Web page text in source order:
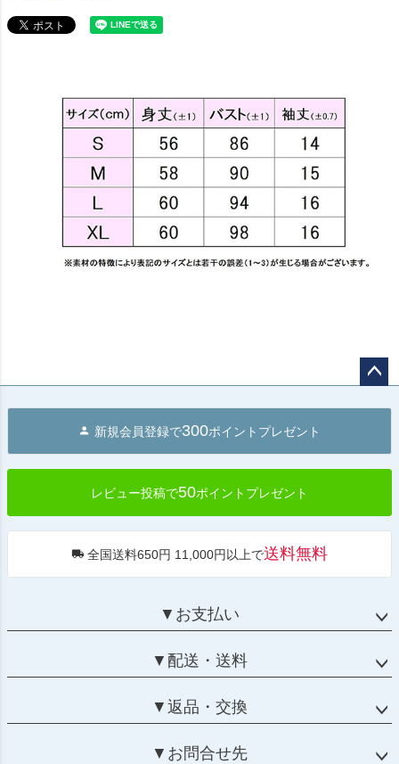
へ
新規会員登録で300ポイントプレゼント
レビュー投稿で50ポイントプレゼント
全国送料650円 11,000円以上で送料無料
▼お支払い
▼配送・送料
▼返品・交換
▼お問合せ先